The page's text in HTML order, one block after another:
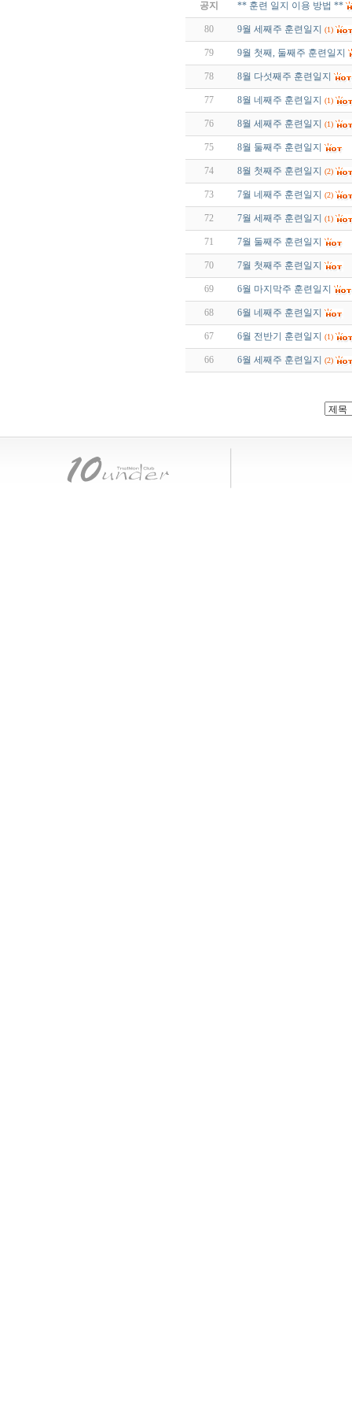
공지 ** 훈련 일지 이용 방법 **
80 9월 세째주 훈련일지 (1)
79 9월 첫째, 둘째주 훈련일지
78 8월 다섯째주 훈련일지
77 8월 네째주 훈련일지 (1)
76 8월 세째주 훈련일지 (1)
75 8월 둘째주 훈련일지
74 8월 첫째주 훈련일지 (2)
73 7월 네째주 훈련일지 (2)
72 7월 세째주 훈련일지 (1)
71 7월 둘째주 훈련일지
70 7월 첫째주 훈련일지
69 6월 마지막주 훈련일지
68 6월 네째주 훈련일지
67 6월 전반기 훈련일지 (1)
66 6월 세째주 훈련일지 (2)